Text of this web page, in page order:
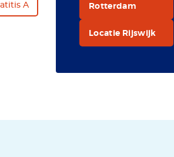
A
Rotterdam
Locatie Rijswijk